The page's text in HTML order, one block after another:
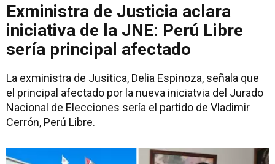
Exministra de Justicia aclara
iniciativa de la JNE: Perú Libre
sería principal afectado
La exministra de Jusitica, Delia Espinoza, señala que
el principal afectado por la nueva iniciatvia del Jurado
Nacional de Elecciones sería el partido de Vladimir
Cerrón, Perú Libre.